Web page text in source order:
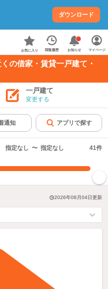
ダウンロード
お気に入り 閲覧履歴 お知らせ マイページ
の借家・賃貸一戸建て・
一戸建て
変更する
通知 アプリで探す
指定なし 〜 指定なし 41件
2026年08月04日更新